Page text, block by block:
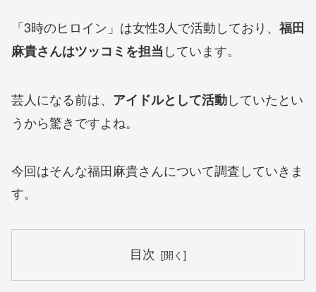
「3時のヒロイン」は女性3人で活動しており、 福田
麻貴さんはツッコミを担当 しています。
芸人になる前は、 アイドルとして活動していたとい
うから驚きですよね。
今回はそんな福田麻貴さんについて調査していきま
す。
目次